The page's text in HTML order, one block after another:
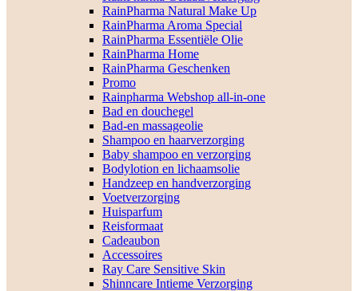
RainPharma Natural Make Up
RainPharma Aroma Special
RainPharma Essentiële Olie
RainPharma Home
RainPharma Geschenken
Promo
Rainpharma Webshop all-in-one
Bad en douchegel
Bad-en massageolie
Shampoo en haarverzorging
Baby shampoo en verzorging
Bodylotion en lichaamsolie
Handzeep en handverzorging
Voetverzorging
Huisparfum
Reisformaat
Cadeaubon
Accessoires
Ray Care Sensitive Skin
Shinncare Intieme Verzorging